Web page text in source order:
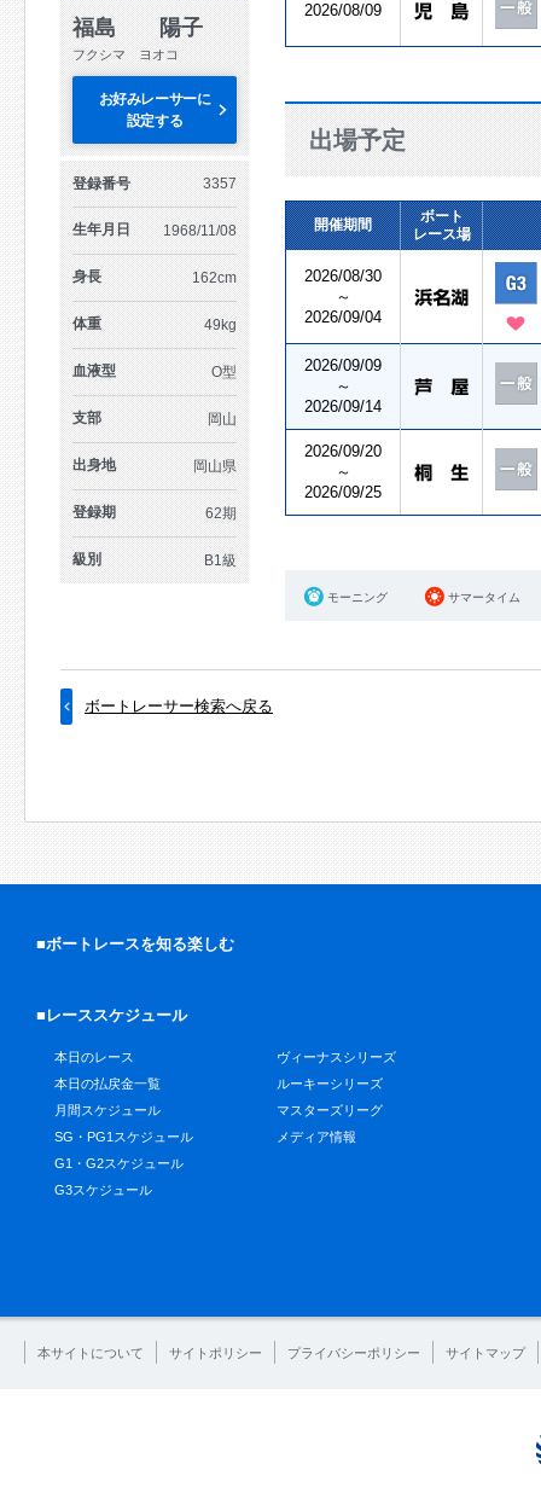
福島 陽子
フクシマ ヨオコ
お好みレーサーに
設定する
登録番号 3357
生年月日 1968/11/08
身長 162cm
体重 49kg
血液型 O型
支部 岡山
出身地 岡山県
登録期 62期
級別 B1級
2026/08/09
出場予定
開催期間
ボート
レース場
2026/08/30
～
2026/09/04
2026/09/09
～
2026/09/14
2026/09/20
～
2026/09/25
モーニング サマータイム
ボートレーサー検索へ戻る
■ボートレースを知る楽しむ
■レーススケジュール
本日のレース
本日の払戻金一覧
月間スケジュール
SG・PG1スケジュール
G1・G2スケジュール
G3スケジュール
ヴィーナスシリーズ
ルーキーシリーズ
マスターズリーグ
メディア情報
本サイトについて サイトポリシー プライバシーポリシー サイトマップ